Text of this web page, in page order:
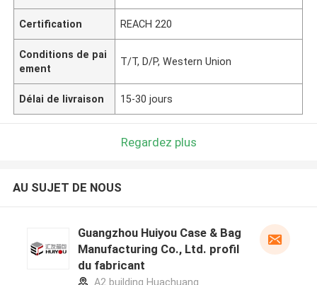
Certification REACH 220
Conditions de pai
ement
T/T, D/P, Western Union
Délai de livraison 15-30 jours
Regardez plus
AU SUJET DE NOUS
Guangzhou Huiyou Case & Bag
Manufacturing Co., Ltd. profil
du fabricant
A2 building Huachuang